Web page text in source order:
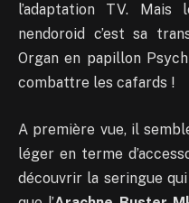
l’adaptation TV.
nendoroid c’est sa
Organ en papillon
combattre les cafards !
A première vue, il
léger en terme
découvrir la seringue